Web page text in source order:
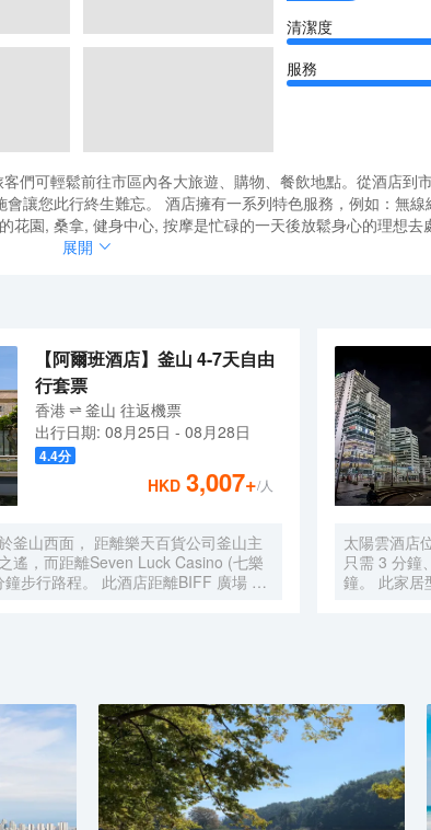
清潔度
服務
們可輕鬆前往市區內各大旅遊、購物、餐飲地點。從酒店到
讓您此行終生難忘。 酒店擁有一系列特色服務，例如：無
園, 桑拿, 健身中心, 按摩是忙碌的一天後放鬆身心的理想
寶水洞書店街&中央站9號口）有往返班車接送。班車往返時
們可輕鬆前往市區內各大旅遊、購物、餐飲地點。從酒店到
園, 桑拿, 健身中心, 按摩是忙碌的一天後放鬆身心的理想去
水洞書店街&中央站9號口）有往返班車接送。班車往返時
展開
【阿爾班酒店】釜山 4-7天自由
行套票
香港 釜山 往返機票
出行日期: 08月25日 - 08月28日
4.4分
HKD 3,007+/人
釜山西面， 距離樂天百貨公司釜山主
遙，而距離Seven Luck Casino (七樂
步行路程。 此酒店距離BIFF 廣場 4.8
美食早餐。 特色服務/設施包括大堂免
前台服務和多語言服務。酒店提供免
有 159 間客房提供冰箱和平板電視；您
到家的舒適。您的卧床備有羽絨被和高
提供免費無線網絡，方便您與朋友保持聯
可滿足您的娛樂需求。配備淋浴設施的私
灑淋浴噴頭和坐浴桶。
太陽雲酒店
只需 3 分鐘
鐘。 此家居
早餐。 特色
務和行李寄
提供冰箱
提供免費
可滿足您的
品和坐浴桶
天提供客房